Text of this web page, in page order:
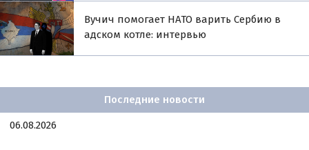
Вучич помогает НАТО варить Сербию в
адском котле: интервью
Последние новости
06.08.2026